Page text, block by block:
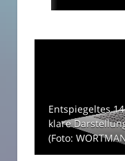
Entspiegeltes
klare
(Foto: